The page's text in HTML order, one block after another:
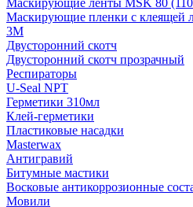
Маскирующие ленты MSK 80
Маскирующие пленки с клеящей
3M
Двусторонний скотч
Двусторонний скотч прозрачный
Респираторы
U-Seal NPT
Герметики 310мл
Клей-герметики
Пластиковые насадки
Masterwax
Антигравий
Битумные мастики
Восковые антикоррозионные
Мовили